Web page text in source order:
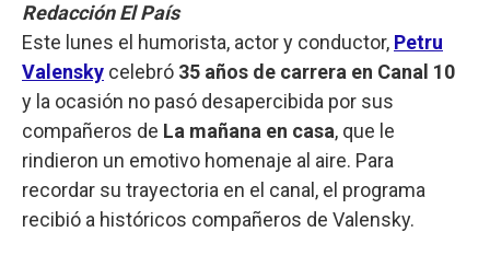
Redacción El País
Este lunes el humorista, actor y conductor, Petru
Valensky celebró 35 años de carrera en Canal 10
y la ocasión no pasó desapercibida por sus
compañeros de La mañana en casa, que le
rindieron un emotivo homenaje al aire. Para
recordar su trayectoria en el canal, el programa
recibió a históricos compañeros de Valensky.